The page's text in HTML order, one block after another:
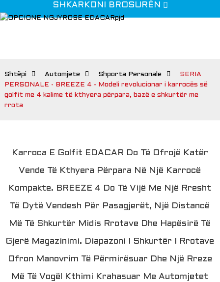
SHKARKONI BROSURËN
Shtëpi Automjete Shporta Personale
SERIA
PERSONALE - BREEZE 4 - Modeli revolucionar i karrocës së
golfit me 4 kalime të kthyera përpara, bazë e shkurtër me
rrota
Karroca E Golfit EDACAR Do Të Ofrojë Katër
Vende Të Kthyera Përpara Në Një Karrocë
Kompakte. BREEZE 4 Do Të Vijë Me Një Rresht
Të Dytë Vendesh Për Pasagjerët, Një Distancë
Më Të Shkurtër Midis Rrotave Dhe Hapësirë ​​të
Gjerë Magazinimi. Diapazoni I Shkurtër I Rrotave
Ofron Manovrim Të Përmirësuar Dhe Një Rreze
Më Të Vogël Kthimi Krahasuar Me Automjetet